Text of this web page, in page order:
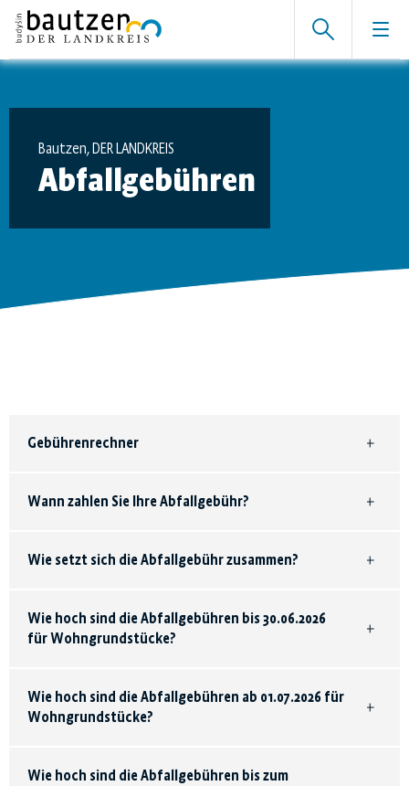
Bautzen, DER LANDKREIS
Abfallgebühren
Gebührenrechner
Wann zahlen Sie Ihre Abfallgebühr?
Wie setzt sich die Abfallgebühr zusammen?
Wie hoch sind die Abfallgebühren bis 30.06.2026
für Wohngrundstücke?
Wie hoch sind die Abfallgebühren ab 01.07.2026 für
Wohngrundstücke?
Wie hoch sind die Abfallgebühren bis zum